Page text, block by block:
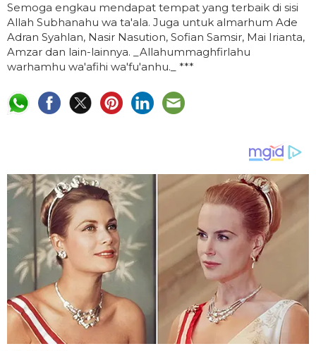
Semoga engkau mendapat tempat yang terbaik di sisi
Allah Subhanahu wa ta'ala. Juga untuk almarhum Ade
Adran Syahlan, Nasir Nasution, Sofian Samsir, Mai Irianta,
Amzar dan lain-lainnya. _Allahummaghfirlahu
warhamhu wa'afihi wa'fu'anhu._ ***